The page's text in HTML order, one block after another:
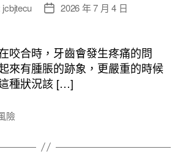
jcbjtecu
文
佈
日
期
2026 年 7 月 4 日
咬合時，牙齒會發生疼痛的問
來有腫脹的跡象，更嚴重的時候
種狀況該 […]
險